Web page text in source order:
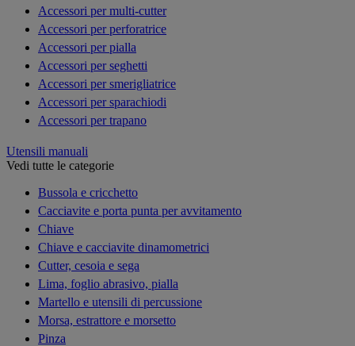
Accessori per multi-cutter
Accessori per perforatrice
Accessori per pialla
Accessori per seghetti
Accessori per smerigliatrice
Accessori per sparachiodi
Accessori per trapano
Utensili manuali
Vedi tutte le categorie
Bussola e cricchetto
Cacciavite e porta punta per avvitamento
Chiave
Chiave e cacciavite dinamometrici
Cutter, cesoia e sega
Lima, foglio abrasivo, pialla
Martello e utensili di percussione
Morsa, estrattore e morsetto
Pinza